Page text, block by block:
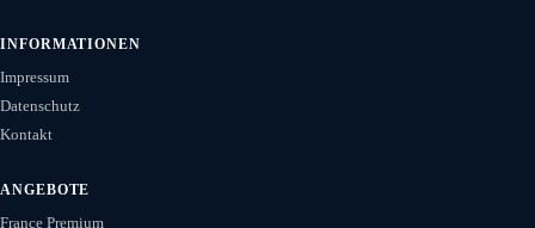
INFORMATIONEN
Impressum
Datenschutz
Kontakt
ANGEBOTE
France Premium